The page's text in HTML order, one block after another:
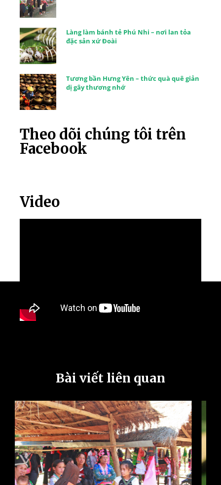
Làng làm bánh tẻ Phú Nhi – nơi lan tỏa
đặc sản xứ Đoài
Tương bần Hưng Yên – thức quà quê giản
dị gây thương nhớ
Theo dõi chúng tôi trên
Facebook
Video
Bài viết liên quan